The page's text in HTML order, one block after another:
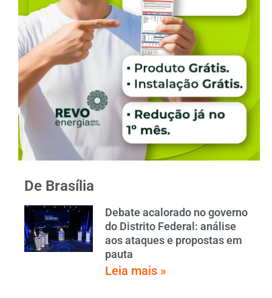
De Brasília
Debate acalorado no governo
do Distrito Federal: análise
aos ataques e propostas em
pauta
Leia mais »